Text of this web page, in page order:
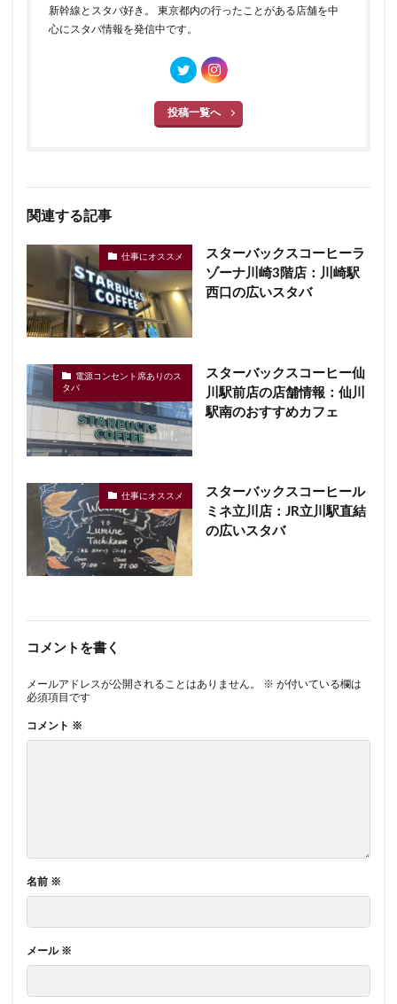
新幹線とスタバ好き。 東京都内の行ったことがある店舗を中
心にスタバ情報を発信中です。
投稿一覧へ
関連する記事
仕事にオススメ
スターバックスコーヒーラ
ゾーナ川崎3階店：川崎駅
西口の広いスタバ
電源コンセント席ありのス
タバ
スターバックスコーヒー仙
川駅前店の店舗情報：仙川
駅南のおすすめカフェ
仕事にオススメ
スターバックスコーヒール
ミネ立川店：JR立川駅直結
の広いスタバ
コメントを書く
メールアドレスが公開されることはありません。 ※ が付いている欄は
必須項目です
コメント ※
名前 ※
メール ※